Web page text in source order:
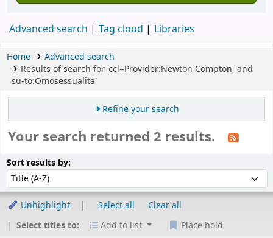
Advanced search Tag cloud Libraries
Home
Advanced search
Results of search for 'ccl=Provider:Newton Compton, and
su-to:Omosessualita'
Refine your search
Your search returned 2 results.
Sort results by:
Unhighlight Select all
Clear all
Select titles to:
Add to list Place hold